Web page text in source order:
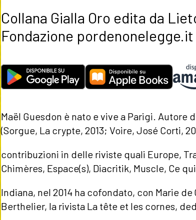
Collana Gialla Oro edita da
Fondazione pordenonelegge.it
Maël Guesdon è nato e vive a Parigi. Autore
(Sorgue, La crypte, 2013; Voire, José Corti,
contribuzioni in delle riviste quali Europe,
Chimères, Espace(s), Diacritik, Muscle, Ce
Indiana, nel 2014 ha cofondato, con Marie
Berthelier, la rivista La tête et les cornes,